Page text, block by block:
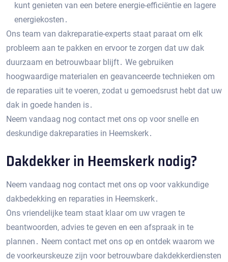
kunt genieten van een betere energie-efficiëntie en lagere
energiekosten․
Ons team van dakreparatie-experts staat paraat om elk
probleem aan te pakken en ervoor te zorgen dat uw dak
duurzaam en betrouwbaar blijft․ We gebruiken
hoogwaardige materialen en geavanceerde technieken om
de reparaties uit te voeren‚ zodat u gemoedsrust hebt dat uw
dak in goede handen is․
Neem vandaag nog contact met ons op voor snelle en
deskundige dakreparaties in Heemskerk․
Dakdekker in Heemskerk nodig?
Neem vandaag nog contact met ons op voor vakkundige
dakbedekking en reparaties in Heemskerk․
Ons vriendelijke team staat klaar om uw vragen te
beantwoorden‚ advies te geven en een afspraak in te
plannen․ Neem contact met ons op en ontdek waarom we
de voorkeurskeuze zijn voor betrouwbare dakdekkerdiensten